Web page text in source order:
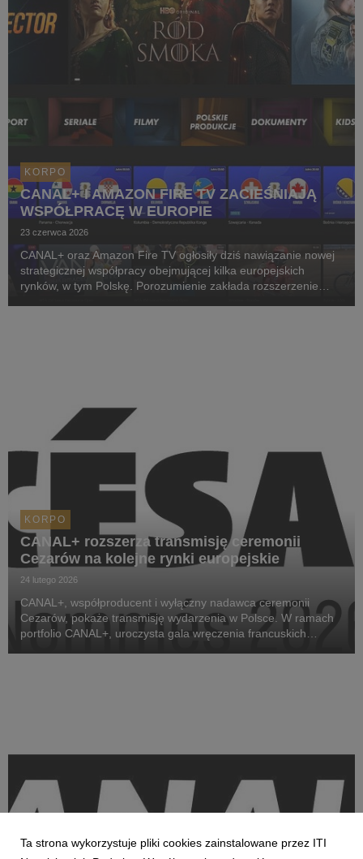
KORPO
CANAL+ I AMAZON FIRE TV ZACIEŚNIAJĄ
WSPÓŁPRACĘ W EUROPIE
23 czerwca 2026
CANAL+ oraz Amazon Fire TV ogłosiły dziś nawiązanie nowej
strategicznej współpracy obejmującej kilka europejskich
rynków, w tym Polskę. Porozumienie zakłada rozszerzenie
KORPO
CANAL+ rozszerza transmisję ceremonii
Cezarów na kolejne rynki europejskie
24 lutego 2026
CANAL+, współproducent i wyłączny nadawca ceremonii
Cezarów, pokaże transmisję wydarzenia w Polsce. W ramach
portfolio CANAL+, uroczysta gala wręczenia francuskich
KORPO
Ta strona wykorzystuje pliki cookies zainstalowane przez ITI